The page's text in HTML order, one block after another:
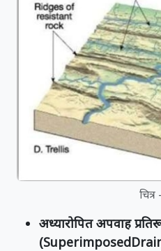
चित्र
अध्यारोपित अपवाह
(Superimposed